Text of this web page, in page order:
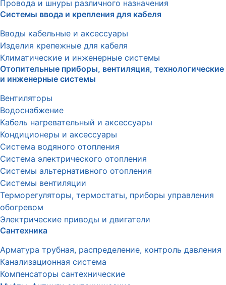
Провода и шнуры различного назначения
Системы ввода и крепления для кабеля
Вводы кабельные и аксессуары
Изделия крепежные для кабеля
Климатические и инженерные системы
Отопительные приборы, вентиляция, технологические
и инженерные системы
Вентиляторы
Водоснабжение
Кабель нагревательный и аксессуары
Кондиционеры и аксессуары
Система водяного отопления
Система электрического отопления
Системы альтернативного отопления
Системы вентиляции
Терморегуляторы, термостаты, приборы управления
обогревом
Электрические приводы и двигатели
Сантехника
Арматура трубная, распределение, контроль давления
Канализационная система
Компенсаторы сантехнические